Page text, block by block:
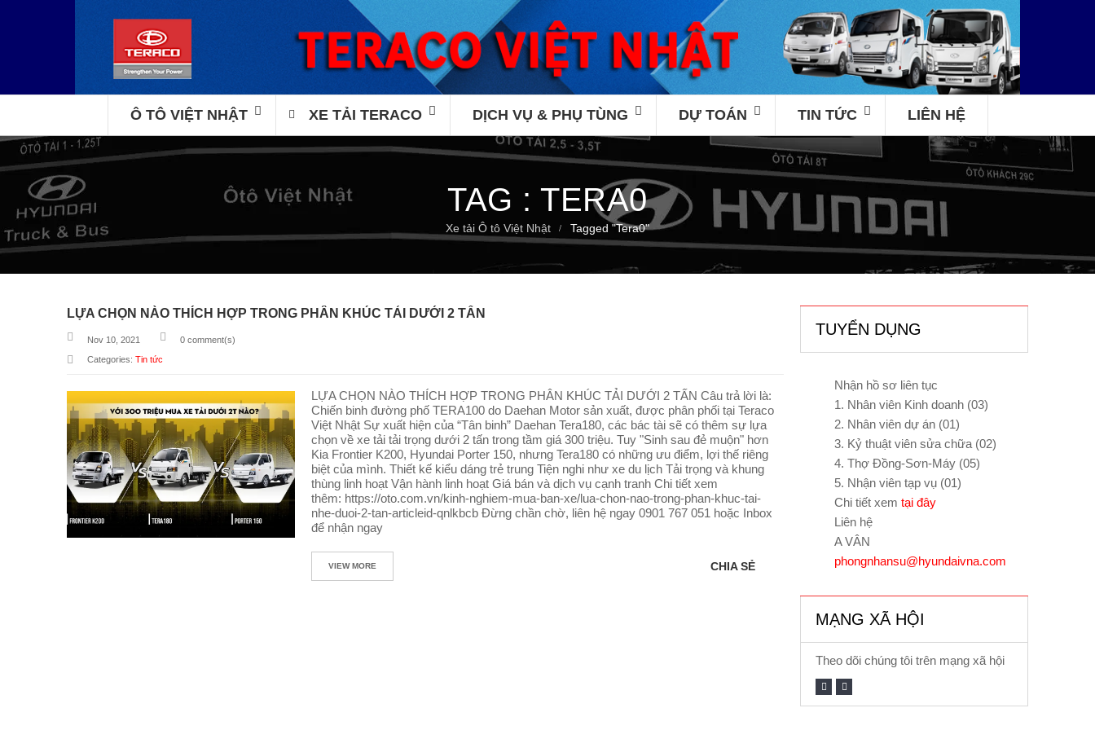
Ô TÔ VIỆT NHẬT XE TẢI TERACO DỊCH VỤ & PHỤ TÙNG DỰ TOÁN TIN TỨC LIÊN HỆ
TAG : TERA0
Xe tải Ô tô Việt Nhật Tagged "Tera0"
LỰA CHỌN NÀO THÍCH HỢP TRONG PHÂN KHÚC TẢI DƯỚI 2 TẤN
Nov 10, 2021 0 comment(s)
Categories: Tin tức
LỰA CHỌN NÀO THÍCH HỢP TRONG PHÂN KHÚC TẢI DƯỚI 2 TẤN Câu trả lời là:
Chiến binh đường phố TERA100 do Daehan Motor sản xuất, được phân phối tại Teraco
Việt Nhật Sự xuất hiện của “Tân binh” Daehan Tera180, các bác tài sẽ có thêm sự lựa
chọn về xe tải tải trọng dưới 2 tấn trong tầm giá 300 triệu. Tuy "Sinh sau đẻ muộn" hơn
Kia Frontier K200, Hyundai Porter 150, nhưng Tera180 có những ưu điểm, lợi thế riêng
biệt của mình. Thiết kế kiểu dáng trẻ trung Tiện nghi như xe du lịch Tải trọng và khung
thùng linh hoạt Vận hành linh hoạt Giá bán và dịch vụ cạnh tranh Chi tiết xem
thêm: https://oto.com.vn/kinh-nghiem-mua-ban-xe/lua-chon-nao-trong-phan-khuc-tai-
nhe-duoi-2-tan-articleid-qnlkbcb Đừng chần chờ, liên hệ ngay 0901 767 051 hoặc Inbox
để nhận ngay
VIEW MORE CHIA SẺ
TUYỂN DỤNG
Nhận hồ sơ liên tục
1. Nhân viên Kinh doanh (03)
2. Nhân viên dự án (01)
3. Kỷ thuật viên sửa chữa (02)
4. Thợ Đồng-Sơn-Máy (05)
5. Nhận viên tạp vụ (01)
Chi tiết xem tại đây
Liên hệ
A VÂN
phongnhansu@hyundaivna.com
MẠNG XÃ HỘI
Theo dõi chúng tôi trên mạng xã hội